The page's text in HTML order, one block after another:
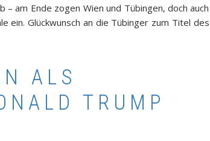
am Ende zogen Wien und Tübingen, doch auch
ein. Glückwunsch an die Tübinger zum Titel des
ALS
TRUMP